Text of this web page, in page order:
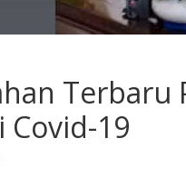
Terbaru
Covid-19